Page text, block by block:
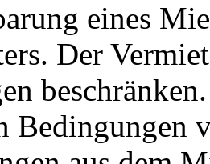
eines
Der
Bedingungen